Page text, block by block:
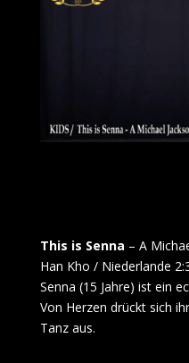
This is Senna – A
Han Kho / Niederlande
Senna (15 Jahre) ist ein
Von Herzen drückt sich
Tanz aus.